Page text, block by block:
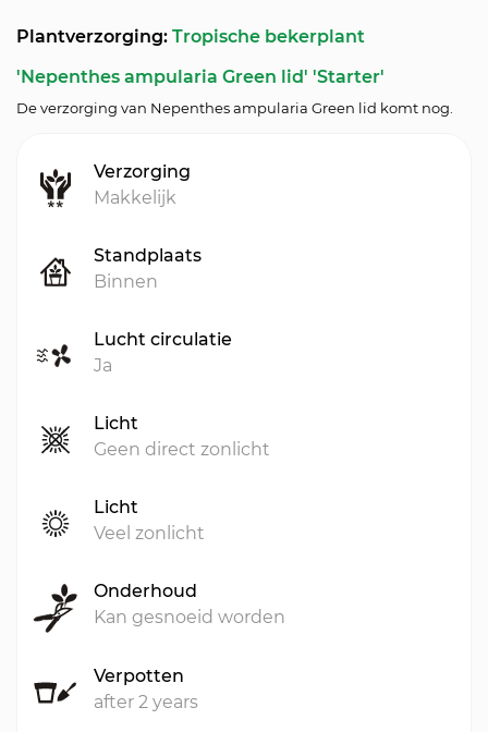
Plantverzorging: Tropische bekerplant
'Nepenthes ampularia Green lid' 'Starter'
De verzorging van Nepenthes ampularia Green lid komt nog.
Verzorging
Makkelijk
Standplaats
Binnen
Lucht circulatie
Ja
Licht
Geen direct zonlicht
Licht
Veel zonlicht
Onderhoud
Kan gesnoeid worden
Verpotten
after 2 years